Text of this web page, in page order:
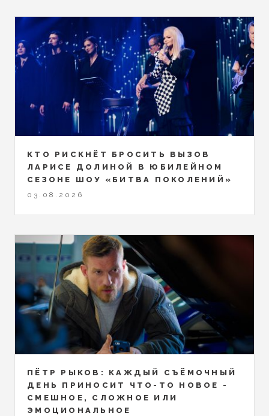
КТО РИСКНЁТ БРОСИТЬ ВЫЗОВ
ЛАРИСЕ ДОЛИНОЙ В ЮБИЛЕЙНОМ
СЕЗОНЕ ШОУ «БИТВА ПОКОЛЕНИЙ»
03.08.2026
ПЁТР РЫКОВ: КАЖДЫЙ СЪЁМОЧНЫЙ
ДЕНЬ ПРИНОСИТ ЧТО-ТО НОВОЕ -
СМЕШНОЕ, СЛОЖНОЕ ИЛИ
ЭМОЦИОНАЛЬНОЕ